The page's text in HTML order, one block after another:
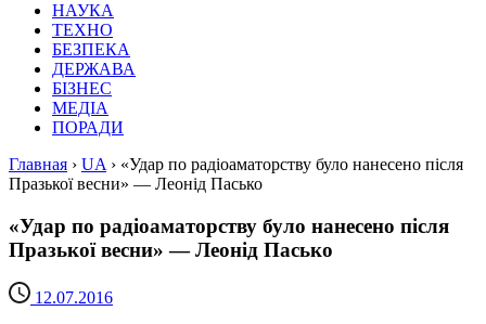
НАУКА
ТЕХНО
БЕЗПЕКА
ДЕРЖАВА
БІЗНЕС
МЕДІА
ПОРАДИ
Главная › UA › «Удар по радіоаматорству було нанесено після
Празької весни» — Леонід Пасько
«Удар по радіоаматорству було нанесено після
Празької весни» — Леонід Пасько
12.07.2016